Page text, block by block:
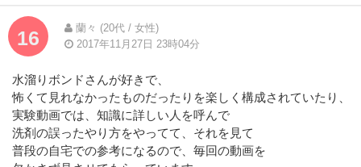
16
蘭々 (20代 / 女性)
2017年11月27日 23時04分
水溜りボンドさんが好きで、
怖くて見れなかったものだったりを楽しく構成されていたり、
実験動画では、知識に詳しい人を呼んで
洗剤の誤ったやり方をやってて、それを見て
普段の自宅での参考になるので、毎回の動画を